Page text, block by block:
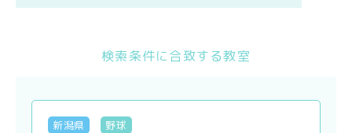
検索条件に合致する教室
新潟県 野球